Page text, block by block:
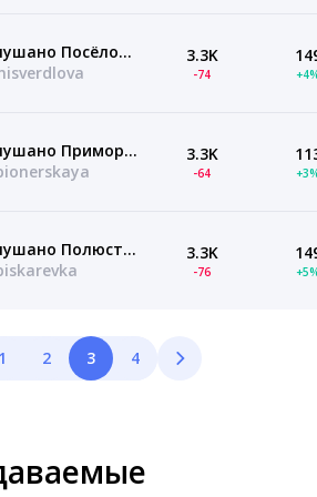
Подслушано Посёлок им. Свердлова | Понтонный | Санкт-Петербург | ЖК Правый берег | Невские панорамы | Невский берег | Рубеж | Тандем | Город Первых | Новосаратовка | СПб | Питер | Работа | Вакансии
3.3K
-74
Подслушано Приморский Квартал | Пионерская | Санкт-Петербург | Приморский район | ЖК Комендантский квартал | Репка | Тармо | Эдельвейс | Мастер | СПб | Питер | Работа | Вакансии | Метро
3.3K
-64
Подслушано Полюстрово | Пискарёвка | Ржевка | Санкт-Петербург | Калининский район | Метро Лесная | Академическая | ЖК Полюстрово Парк | БелАрт | Аурум | На Львовской | СПб | Питер | Работа | Вакансии
3.3K
-76
1 2 3 4